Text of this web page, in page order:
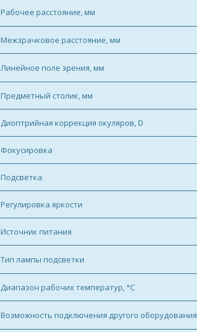
Рабочее расстояние, мм
Межзрачковое расстояние, мм
Линейное поле зрения, мм
Предметный столик, мм
Диоптрийная коррекция окуляров, D
Фокусировка
Подсветка
Регулировка яркости
Источник питания
Тип лампы подсветки
Диапазон рабочих температур, °С
Возможность подключения другого оборудования